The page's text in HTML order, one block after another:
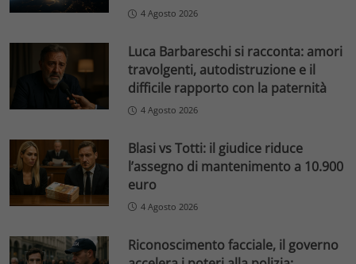
4 Agosto 2026
Luca Barbareschi si racconta: amori
travolgenti, autodistruzione e il
difficile rapporto con la paternità
4 Agosto 2026
Blasi vs Totti: il giudice riduce
l’assegno di mantenimento a 10.900
euro
4 Agosto 2026
Riconoscimento facciale, il governo